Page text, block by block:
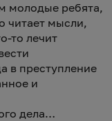
молодые ребята,
читает мысли,
то лечит
в преступление
и
дела